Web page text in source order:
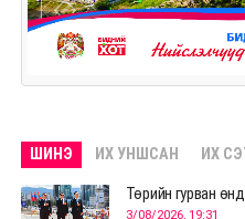
ШИНЭ ИХ УНШСАН ИХ
Төрийн гурван
3/08/2026, 19:31